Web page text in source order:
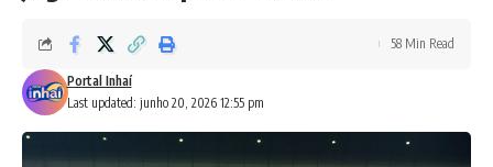
Last updated: junho 20, 2026 12:55 pm
Portal Inhaí
58 Min Read